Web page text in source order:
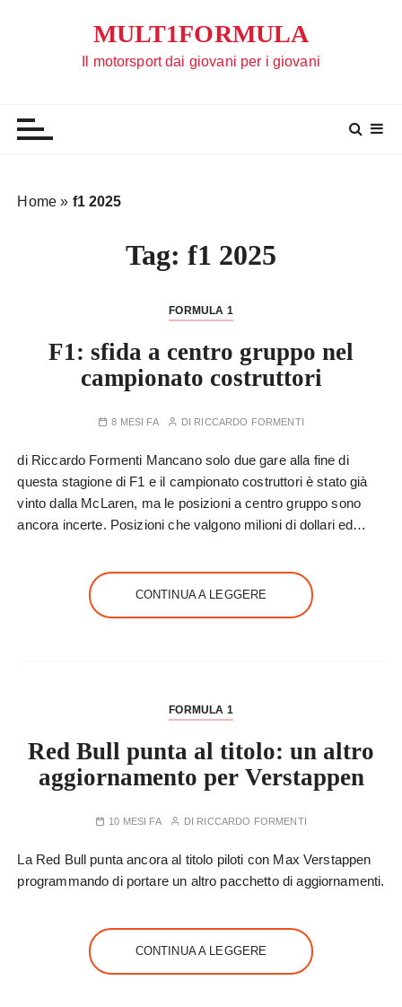
MULT1FORMULA
Il motorsport dai giovani per i giovani
Home » f1 2025
Tag: f1 2025
FORMULA 1
F1: sfida a centro gruppo nel
campionato costruttori
8 MESI FA DI RICCARDO FORMENTI
di Riccardo Formenti Mancano solo due gare alla fine di
questa stagione di F1 e il campionato costruttori è stato già
vinto dalla McLaren, ma le posizioni a centro gruppo sono
ancora incerte. Posizioni che valgono milioni di dollari ed…
CONTINUA A LEGGERE
FORMULA 1
Red Bull punta al titolo: un altro
aggiornamento per Verstappen
10 MESI FA DI RICCARDO FORMENTI
La Red Bull punta ancora al titolo piloti con Max Verstappen
programmando di portare un altro pacchetto di aggiornamenti.
CONTINUA A LEGGERE